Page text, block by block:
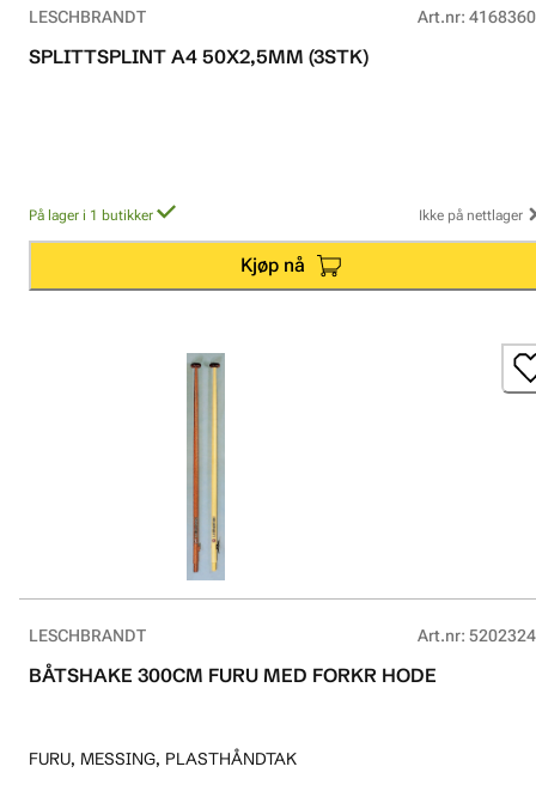
LESCHBRANDT Art.nr:
SPLITTSPLINT A4 50X2,5MM (3STK)
På lager i 1 butikker Ikke på nettlager
Kjøp nå
LESCHBRANDT Art.nr:
BÅTSHAKE 300CM FURU MED FORKR HODE
FURU, MESSING, PLASTHÅNDTAK